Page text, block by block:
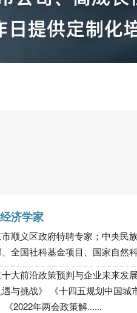
济学家
顺义区政府特聘专家；中央民
全国社科基金项目、国家自然
十大前沿政策预判与企业未来发
与挑战》 《十四五规划中国城
2022年两会政策解......